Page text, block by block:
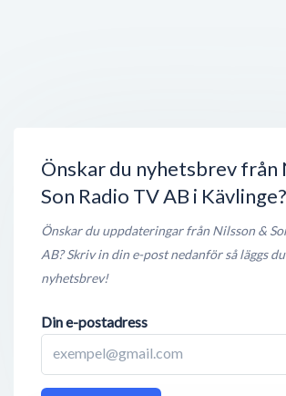
Önskar du nyhetsbrev från
Son Radio TV AB i Kävlinge?
Önskar du uppdateringar från Nilsson &
AB? Skriv in din e-post nedanför så läggs
nyhetsbrev!
Din e-postadress